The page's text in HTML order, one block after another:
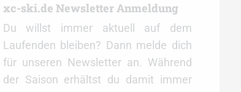
xc-ski.de Newsletter Anmeldung
Du willst immer aktuell auf dem
Laufenden bleiben? Dann melde dich
für unseren Newsletter an. Während
der Saison erhältst du damit immer